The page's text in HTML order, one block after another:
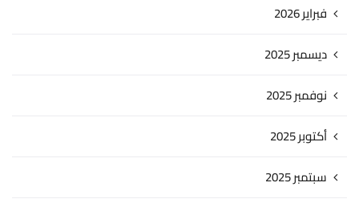
فبراير 2026
ديسمبر 2025
نوفمبر 2025
أكتوبر 2025
سبتمبر 2025